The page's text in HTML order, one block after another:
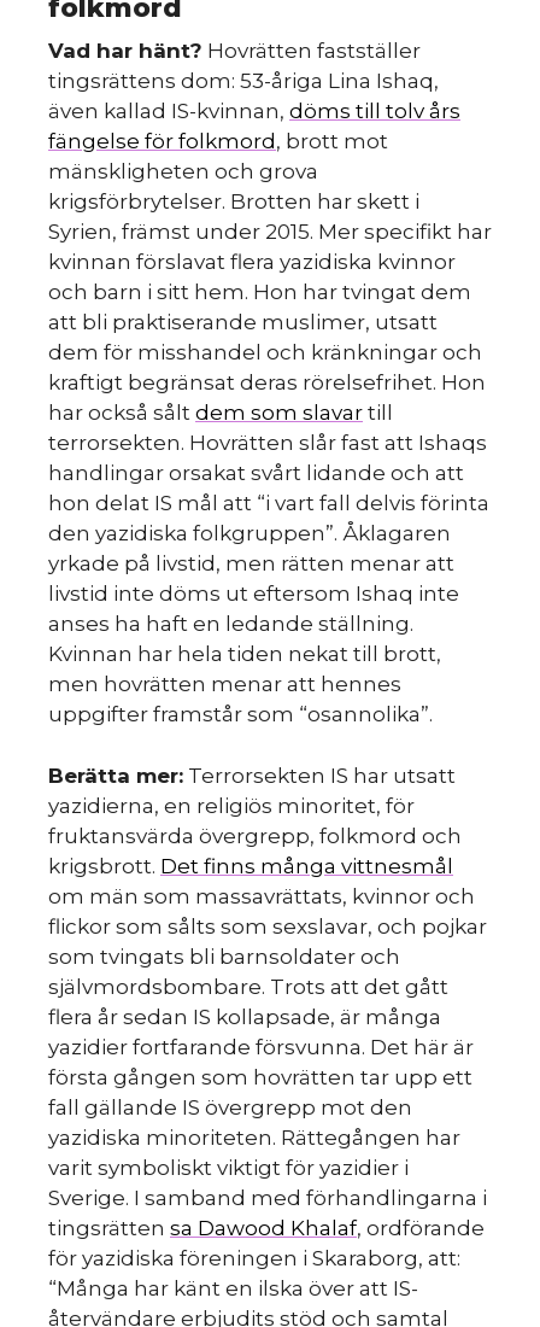
folkmord
Vad har hänt? Hovrätten fastställer
tingsrättens dom: 53-åriga Lina Ishaq,
även kallad IS-kvinnan, döms till tolv års
fängelse för folkmord , brott mot
mänskligheten och grova
krigsförbrytelser. Brotten har skett i
Syrien, främst under 2015. Mer specifikt har
kvinnan förslavat flera yazidiska kvinnor
och barn i sitt hem. Hon har tvingat dem
att bli praktiserande muslimer, utsatt
dem för misshandel och kränkningar och
kraftigt begränsat deras rörelsefrihet. Hon
har också sålt dem som slavar till
terrorsekten. Hovrätten slår fast att Ishaqs
handlingar orsakat svårt lidande och att
hon delat IS mål att “i vart fall delvis förinta
den yazidiska folkgruppen”. Åklagaren
yrkade på livstid, men rätten menar att
livstid inte döms ut eftersom Ishaq inte
anses ha haft en ledande ställning.
Kvinnan har hela tiden nekat till brott,
men hovrätten menar att hennes
uppgifter framstår som “osannolika”.
Berätta mer: Terrorsekten IS har utsatt
yazidierna, en religiös minoritet, för
fruktansvärda övergrepp, folkmord och
krigsbrott. Det finns många vittnesmål
om män som massavrättats, kvinnor och
flickor som sålts som sexslavar, och pojkar
som tvingats bli barnsoldater och
självmordsbombare. Trots att det gått
flera år sedan IS kollapsade, är många
yazidier fortfarande försvunna. Det här är
första gången som hovrätten tar upp ett
fall gällande IS övergrepp mot den
yazidiska minoriteten. Rättegången har
varit symboliskt viktigt för yazidier i
Sverige. I samband med förhandlingarna i
tingsrätten sa Dawood Khalaf, ordförande
för yazidiska föreningen i Skaraborg, att:
“Många har känt en ilska över att IS-
återvändare erbjudits stöd och samtal